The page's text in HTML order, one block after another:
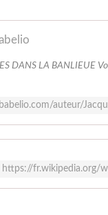
DANS LA BANLIEUE
auteur/
https://fr.wikipedia.org/